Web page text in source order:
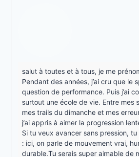
salut à toutes et à tous, je me
Pendant des années, j’ai cru que le
question de performance. Puis j’ai
surtout une école de vie. Entre mes
mes trails du dimanche et mes
j’ai appris à aimer la progression
Si tu veux avancer sans pression,
: ici, on parle de mouvement vrai,
durable.Tu serais super aimable de